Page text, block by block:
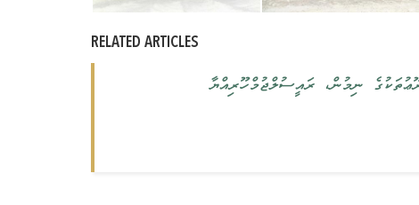
RELATED ARTICLES
ނިމުން، ރައީސުލްޖުމްހޫރިއްޔާ